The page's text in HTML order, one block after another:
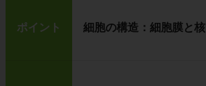
ポイント 細胞の構造：細胞膜と核